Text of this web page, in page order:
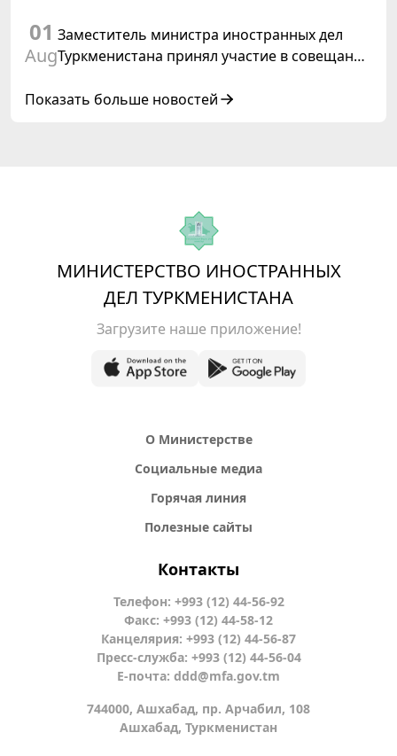
Туркменистаном
01
Aug
Заместитель министра иностранных дел
Туркменистана принял участие в совещании
сотрудничества «Центральная Азия –
Показать больше новостей
МИНИСТЕРСТВО ИНОСТРАННЫХ
ДЕЛ ТУРКМЕНИСТАНА
Загрузите наше приложение!
О Министерстве
Социальные медиа
Горячая линия
Полезные сайты
Контакты
Телефон: +993 (12) 44-56-92
Факс: +993 (12) 44-58-12
Канцелярия: +993 (12) 44-56-87
Пресс-служба: +993 (12) 44-56-04
Е-почта: ddd@mfa.gov.tm
744000, Ашхабад, пр. Арчабил, 108
Ашхабад, Туркменистан